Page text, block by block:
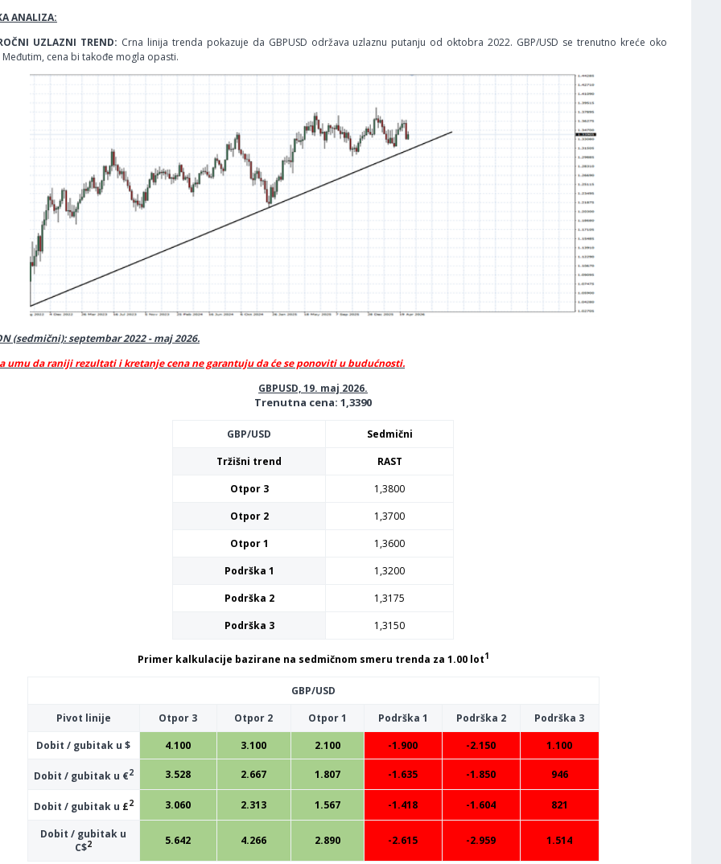
ANALIZA:
UZLAZNI TREND: Crna linija trenda pokazuje da GBPUSD održava uzlaznu putanju od oktobra 2022. GBP/USD se trenutno kreće oko
Međutim, cena bi takođe mogla opasti.
(sedmični): septembar 2022 - maj 2026.
umu da raniji rezultati i kretanje cena ne garantuju da će se ponoviti u budućnosti.
GBPUSD, 19. maj 2026.
Trenutna cena: 1,3390
GBP/USD
Sedmični
Tržišni trend
RAST
Otpor 3
1,3800
Otpor 2
1,3700
Otpor 1
1,3600
Podrška 1
1,3200
Podrška 2
1,3175
Podrška 3
1,3150
Primer kalkulacije bazirane na sedmičnom smeru trenda za 1.00 lot1
GBP/USD
Pivot linije
Otpor 3 Otpor 2 Otpor 1 Podrška 1 Podrška 2
Podrška 3
Dobit / gubitak u $
4.100 3.100 2.100 -1.900 -2.150 1.100
Dobit / gubitak u €2 3.528 2.667 1.807 -1.635 -1.850 946
Dobit / gubitak u £2 3.060 2.313 1.567 -1.418 -1.604 821
Dobit / gubitak u
C$2 5.642 4.266 2.890 -2.615 -2.959 1.514